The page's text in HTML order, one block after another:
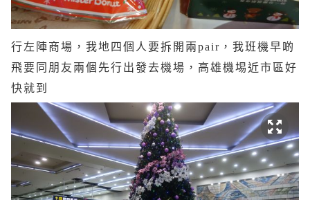
行左陣商場，我地四個人要拆開兩pair，我班機早啲
飛要同朋友兩個先行出發去機場，高雄機埸近市區好
快就到